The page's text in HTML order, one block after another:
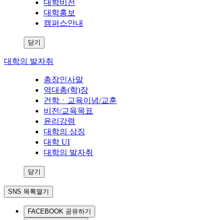
대학비전
대학홍보
캠퍼스안내
닫기
대학의 발자취
총장인사말
역대총(학)장
건학ㆍ교육이념/교훈
비전/교육목표
윤리강령
대학의 상징
대학 UI
대학의 발자취
닫기
SNS 목록열기
FACEBOOK 공유하기